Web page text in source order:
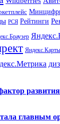
РСЯ Рейтинги
Яндекс.Карты
развития
главным